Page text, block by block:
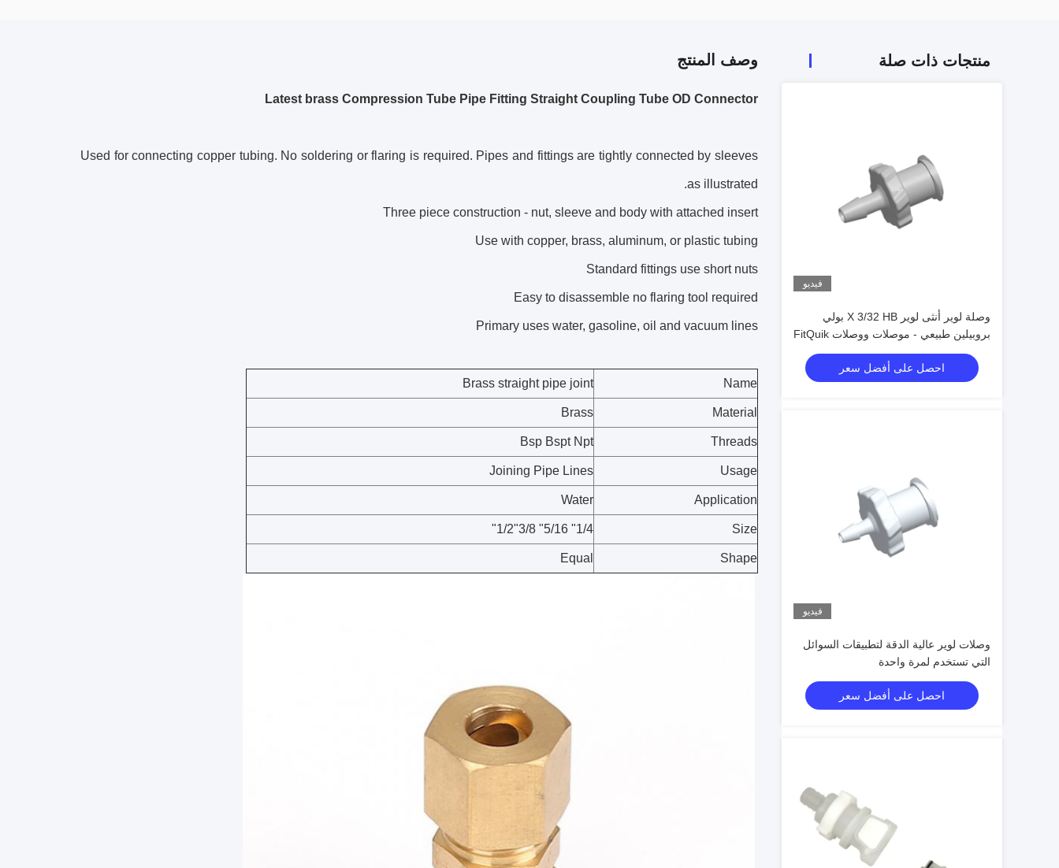
منتجات ذات صلة
فيديو
وصلة لوير أنثى لوير X 3/32 HB بولي
بروبيلين طبيعي - موصلات ووصلات FitQuik
احصل على أفضل سعر
فيديو
وصلات لوير عالية الدقة لتطبيقات السوائل
التي تستخدم لمرة واحدة
احصل على أفضل سعر
وصف المنتج
Latest brass Compression Tube Pipe Fitting Straight Coupling Tube OD Connector
Used for connecting copper tubing. No soldering or flaring is required. Pipes and fittings are tightly connected by sleeves
as illustrated.
Three piece construction - nut, sleeve and body with attached insert
Use with copper, brass, aluminum, or plastic tubing
Standard fittings use short nuts
Easy to disassemble no flaring tool required
Primary uses water, gasoline, oil and vacuum lines
Name
Brass straight pipe joint
Material
Brass
Threads
Bsp Bspt Npt
Usage
Joining Pipe Lines
Application
Water
Size
1/4" 5/16" 3/8"1/2"
Shape
Equal